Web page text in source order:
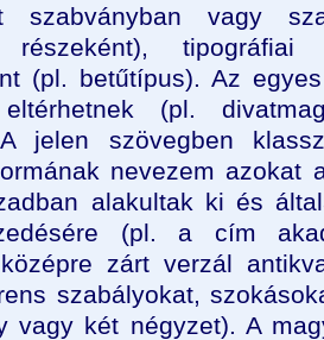
szabványban vagy
részeként),
(pl. betűtípus). Az
(pl.
jelen szövegben
nevezem azokat
alakultak ki és
(pl. a cím
zárt verzál
szabályokat,
vagy két négyzet). A